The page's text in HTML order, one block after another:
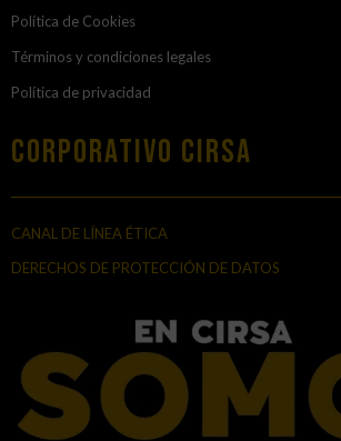
Política de Cookies
Términos y condiciones legales
Política de privacidad
Corporativo Cirsa
CANAL DE LÍNEA ÉTICA
DERECHOS DE PROTECCIÓN DE DATOS